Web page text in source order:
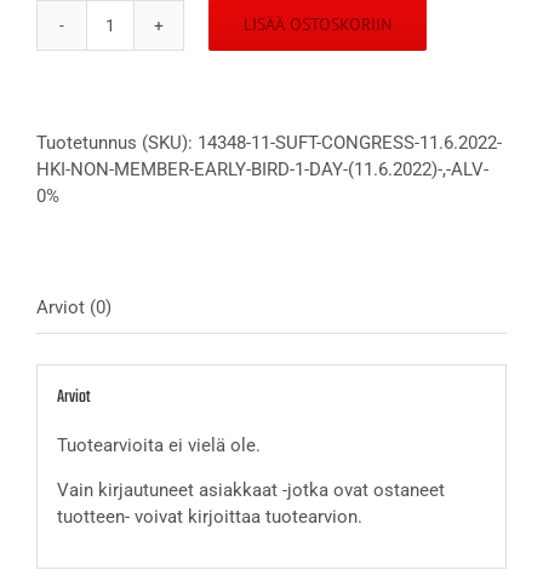
SUFT
Non-
member
(11.6.2022)
,
LISÄÄ OSTOSKORIIN
Tuotetunnus (SKU): 14348-11-SUFT-CONGRESS-11.6.2022-
HKI-NON-MEMBER-EARLY-BIRD-1-DAY-(11.6.2022)-,-ALV-
0%
Arviot (0)
Arviot
Tuotearvioita ei vielä ole.
Vain kirjautuneet asiakkaat -jotka ovat ostaneet
tuotteen- voivat kirjoittaa tuotearvion.